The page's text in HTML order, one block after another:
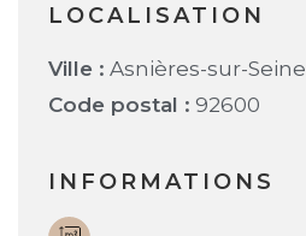
LOCALISATION
Ville : Asnières-sur-Seine
Code postal : 92600
INFORMATIONS